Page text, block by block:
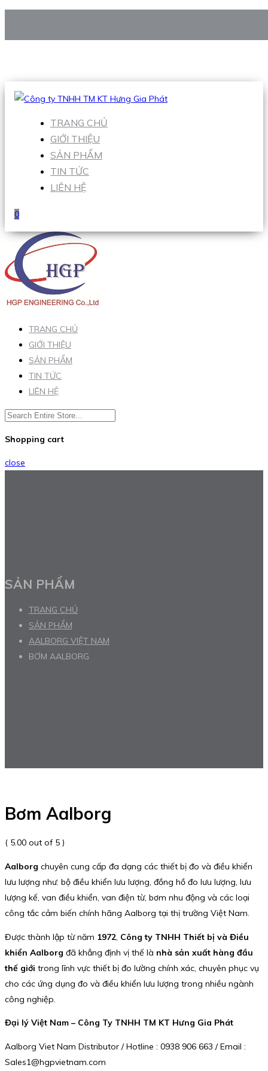
Hotline:0938 906 663
TRANG CHỦ
GIỚI THIỆU
SẢN PHẨM
TIN TỨC
LIÊN HỆ
0
TRANG CHỦ
GIỚI THIỆU
SẢN PHẨM
TIN TỨC
LIÊN HỆ
Shopping cart
close
SẢN PHẨM
TRANG CHỦ
SẢN PHẨM
AALBORG VIỆT NAM
BƠM AALBORG
Bơm Aalborg
( 5.00 out of 5 )
Aalborg chuyên cung cấp đa dạng các thiết bị đo và điều khiển
lưu lượng như: bộ điều khiển lưu lượng, đồng hồ đo lưu lượng, lưu
lượng kế, van điều khiển, van điện từ, bơm nhu động và các loại
công tắc cảm biến chính hãng Aalborg tại thị trường Việt Nam.
Được thành lập từ năm 1972 Công ty TNHH Thiết bị và Điều
khiển Aalborg đã khẳng định vị thế là nhà sản xuất hàng đầu
thế giới trong lĩnh vực thiết bị đo lường chính xác, chuyên phục vụ
cho các ứng dụng đo và điều khiển lưu lượng trong nhiều ngành
công nghiệp.
Đại lý Việt Nam – Công Ty TNHH TM KT Hưng Gia Phát
Aalborg Viet Nam Distributor / Hotline : 0938 906 663 / Email :
Sales1@hgpvietnam.com